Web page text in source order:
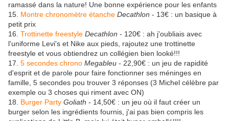
ramassé dans la nature! Une bonne expérience pour les enfants
15. Montre chronomètre étanche Decathlon - 13€ : un basique à
petit prix
16. Trottinette freestyle Decathlon - 120€ : ah j'oubliais avec
l'uniforme Levi's et Nike aux pieds, rajoutez une trottinette
freestyle et vous obtiendrez un collégien bien looké!!!
17. 5 secondes chrono Megableu - 22,90€ : un jeu de rapidité
d'esprit et de parole pour faire fonctionner ses méninges en
famille, 5 secondes pou trouver 3 réponses (3 Michel célèbre par
exemple ou 3 choses qui riment avec ON)
18. Burger Party Goliath - 14,50€ : un jeu où il faut créer un
burger selon les ingrédients fournis, j'ai pas bien compris les